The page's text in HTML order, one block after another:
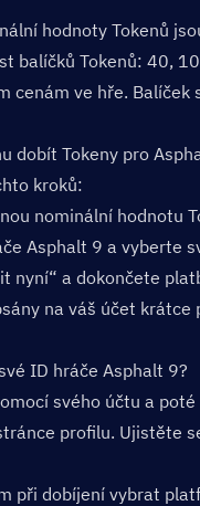
hodnoty Tokenů
balíčků Tokenů: 40,
cenám ve hře. Balíček
dobít Tokeny pro
kroků:
nominální hodnotu
Asphalt 9 a vyberte
nyní“ a dokončete
na váš účet krátce
ID hráče Asphalt 9?
svého účtu a
profilu. Ujistěte
při dobíjení vybrat